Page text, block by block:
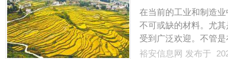
在当前的工业和制造
不可或缺的材料。尤
受到广泛欢迎。不管
中，331G纯树脂颗粒
裕安信息网 发布于